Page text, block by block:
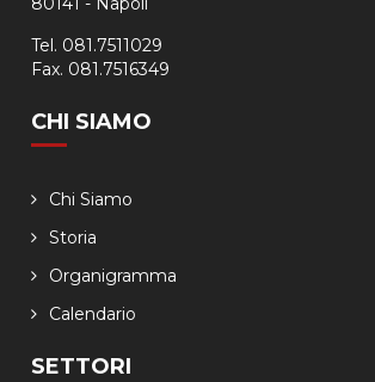
Tel. 081.7511029
Fax. 081.7516349
CHI SIAMO
Chi Siamo
Storia
Organigramma
Calendario
SETTORI